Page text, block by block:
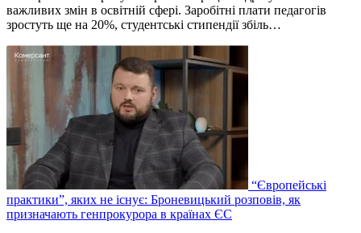
важливих змін в освітній сфері. Заробітні плати педагогів
зростуть ще на 20%, студентські стипендії збіль…
“Європейські
практики”, яких не існує: Броневицький розповів, як
призначають генпрокурора в країнах ЄС